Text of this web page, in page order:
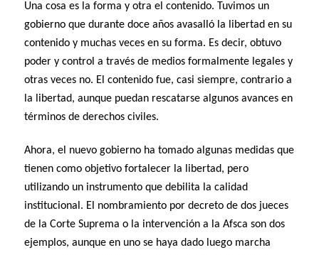
Una cosa es la forma y otra el contenido. Tuvimos un
gobierno que durante doce años avasalló la libertad en su
contenido y muchas veces en su forma. Es decir, obtuvo
poder y control a través de medios formalmente legales y
otras veces no. El contenido fue, casi siempre, contrario a
la libertad, aunque puedan rescatarse algunos avances en
términos de derechos civiles.
Ahora, el nuevo gobierno ha tomado algunas medidas que
tienen como objetivo fortalecer la libertad, pero
utilizando un instrumento que debilita la calidad
institucional. El nombramiento por decreto de dos jueces
de la Corte Suprema o la intervención a la Afsca son dos
ejemplos, aunque en uno se haya dado luego marcha